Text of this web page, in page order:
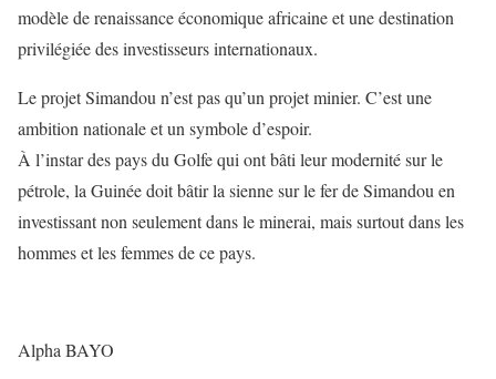
modèle de renaissance économique africaine et une destination
privilégiée des investisseurs internationaux.
Le projet Simandou n’est pas qu’un projet minier. C’est une
ambition nationale et un symbole d’espoir.
À l’instar des pays du Golfe qui ont bâti leur modernité sur le
pétrole, la Guinée doit bâtir la sienne sur le fer de Simandou en
investissant non seulement dans le minerai, mais surtout dans les
hommes et les femmes de ce pays.
Alpha BAYO